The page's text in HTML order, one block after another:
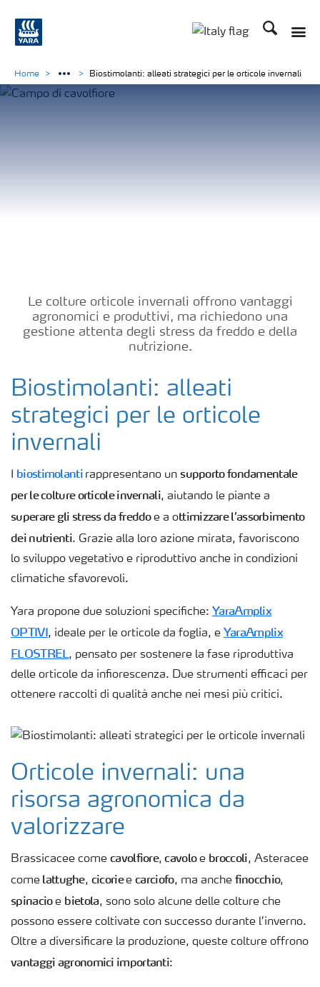
Cerca
Concimi
Biostimolanti
Fertirrigazione
NPK
NPK
rivestiti
Concimi
inibitori
Fogliari
Nitrati
e
e servizi
dei
fertilizzanti
Calcolatore
Azoto
Agricoltura
rigenerativa
Richiesta
di
Home Biostimolanti: alleati strategici per le orticole invernali
Le colture orticole invernali offrono vantaggi
agronomici e produttivi, ma richiedono una
gestione attenta degli stress da freddo e della
nutrizione.
Biostimolanti: alleati
strategici per le orticole
invernali
biostimolanti rappresentano un supporto fondamentale
per le colture orticole invernali, aiutando le piante a
superare gli stress da freddoe a ottimizzare l’assorbimento
dei nutrienti. Grazie alla loro azione mirata, favoriscono
lo sviluppo vegetativo e riproduttivo anche in condizioni
climatiche sfavorevoli.
Yara propone due soluzioni specifiche: YaraAmplix
OPTIVI, ideale per le orticole da foglia, e YaraAmplix
FLOSTREL, pensato per sostenere la fase riproduttiva
delle orticole da infiorescenza. Due strumenti efficaci per
ottenere raccolti di qualità anche nei mesi più critici.
Orticole invernali: una
risorsa agronomica da
valorizzare
Brassicacee come cavolfiore, cavoloe broccoli, Asteracee
come lattughe, cicorieecarciofo, ma anche finocchio,
spinacioe bietola, sono solo alcune delle colture che
possono essere coltivate con successo durante l’inverno.
Oltre a diversificare la produzione, queste colture offrono
vantaggi agronomici importanti: